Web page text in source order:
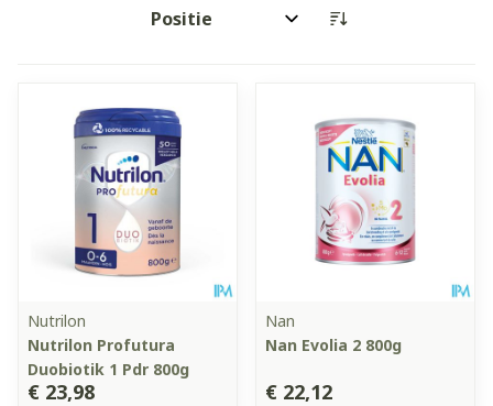
Sorteer op:
Nutrilon
Nutrilon Profutura
Duobiotik 1 Pdr 800g
€ 23,98
Nan
Nan Evolia 2 800g
€ 22,12